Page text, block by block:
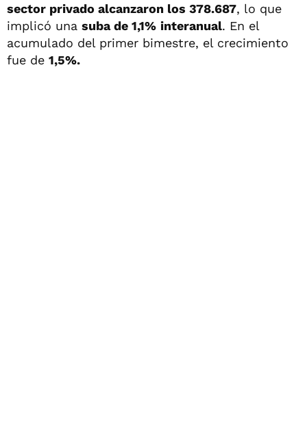
sector privado alcanzaron los 378.687, lo que
implicó una suba de 1,1% interanual. En el
acumulado del primer bimestre, el crecimiento
fue de 1,5%.